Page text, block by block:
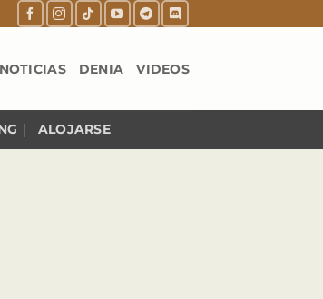
NOTICIAS DENIA VIDEOS
ALOJARSE